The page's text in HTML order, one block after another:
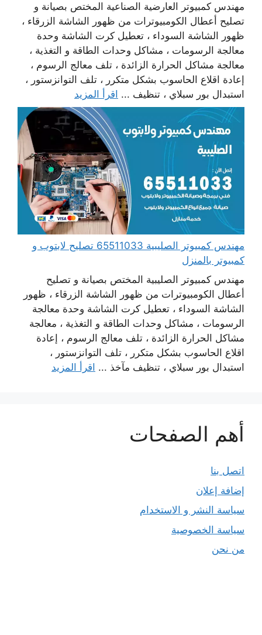
مهندس كمبيوتر العارضية الصناعية المختص بصيانة و
تصليح أعطال الكومبيوترات من ظهور الشاشة الزرقاء ،
ظهور الشاشة السوداء ، تعطيل كرت الشاشة وحدة
معالجة الرسومات ، مشاكل وحدات الطاقة و التغذية ،
معالجة مشاكل الحرارة الزائدة ، تلف معالج الرسوم ،
إعادة اقلاع الحاسوب بشكل متكرر ، تلف التوانزستور ،
استبدال بور سبلاي ، تنظيف ... اقرأ المزيد
مهندس كمبيوتر الصليبية 65511033 تصليح لابتوب و
كمبيوتر بالمنزل
مهندس كمبيوتر الصليبية المختص بصيانة و تصليح
أعطال الكومبيوترات من ظهور الشاشة الزرقاء ، ظهور
الشاشة السوداء ، تعطيل كرت الشاشة وحدة معالجة
الرسومات ، مشاكل وحدات الطاقة و التغذية ، معالجة
مشاكل الحرارة الزائدة ، تلف معالج الرسوم ، إعادة
اقلاع الحاسوب بشكل متكرر ، تلف التوانزستور ،
استبدال بور سبلاي ، تنظيف مآخذ ... اقرأ المزيد
أهم الصفحات
اتصل بنا
إضافة إعلان
سياسة النشر و الاستخدام
سياسة الخصوصية
من نحن